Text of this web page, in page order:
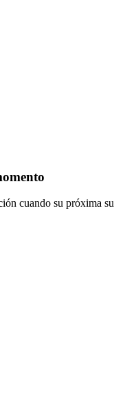
cuando su próxima